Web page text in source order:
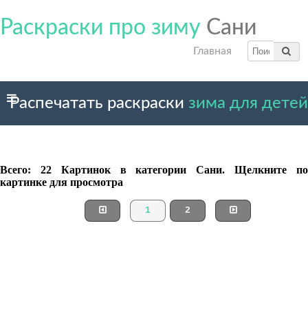
Раскраски про зиму Сани
Главная
Распечатать раскраски зима для детей
Всего: 22 Картинок в категории Сани. Щелкните по
картинке для просмотра
1 2